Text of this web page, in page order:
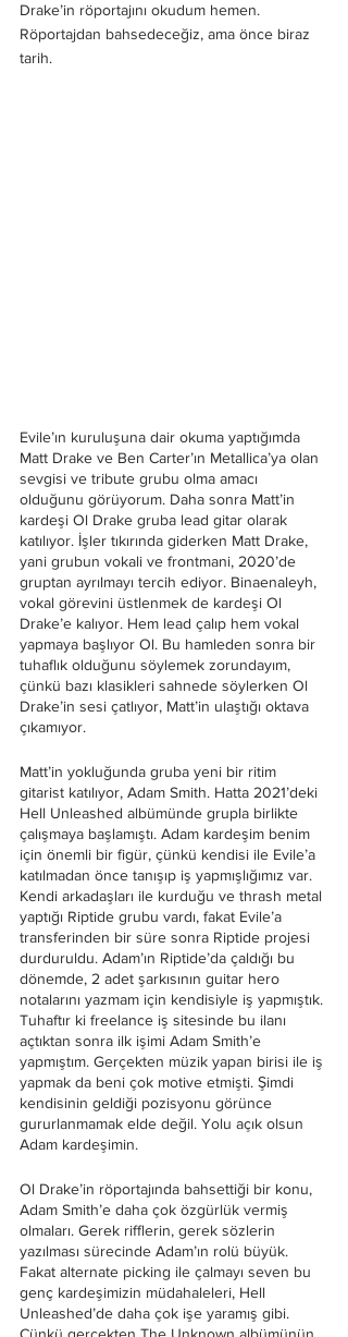
Drake’in röportajını okudum hemen.
Röportajdan bahsedeceğiz, ama önce biraz
tarih.
Evile’ın kuruluşuna dair okuma yaptığımda
Matt Drake ve Ben Carter’ın Metallica’ya olan
sevgisi ve tribute grubu olma amacı
olduğunu görüyorum. Daha sonra Matt’in
kardeşi Ol Drake gruba lead gitar olarak
katılıyor. İşler tıkırında giderken Matt Drake,
yani grubun vokali ve frontmani, 2020’de
gruptan ayrılmayı tercih ediyor. Binaenaleyh,
vokal görevini üstlenmek de kardeşi Ol
Drake’e kalıyor. Hem lead çalıp hem vokal
yapmaya başlıyor Ol. Bu hamleden sonra bir
tuhaflık olduğunu söylemek zorundayım,
çünkü bazı klasikleri sahnede söylerken Ol
Drake’in sesi çatlıyor, Matt’in ulaştığı oktava
çıkamıyor.
Matt’in yokluğunda gruba yeni bir ritim
gitarist katılıyor, Adam Smith. Hatta 2021’deki
Hell Unleashed albümünde grupla birlikte
çalışmaya başlamıştı. Adam kardeşim benim
için önemli bir figür, çünkü kendisi ile Evile’a
katılmadan önce tanışıp iş yapmışlığımız var.
Kendi arkadaşları ile kurduğu ve thrash metal
yaptığı Riptide grubu vardı, fakat Evile’a
transferinden bir süre sonra Riptide projesi
durduruldu. Adam’ın Riptide’da çaldığı bu
dönemde, 2 adet şarkısının guitar hero
notalarını yazmam için kendisiyle iş yapmıştık.
Tuhaftır ki freelance iş sitesinde bu ilanı
açtıktan sonra ilk işimi Adam Smith’e
yapmıştım. Gerçekten müzik yapan birisi ile iş
yapmak da beni çok motive etmişti. Şimdi
kendisinin geldiği pozisyonu görünce
gururlanmamak elde değil. Yolu açık olsun
Adam kardeşimin.
Ol Drake’in röportajında bahsettiği bir konu,
Adam Smith’e daha çok özgürlük vermiş
olmaları. Gerek rifflerin, gerek sözlerin
yazılması sürecinde Adam’ın rolü büyük.
Fakat alternate picking ile çalmayı seven bu
genç kardeşimizin müdahaleleri, Hell
Unleashed’de daha çok işe yaramış gibi.